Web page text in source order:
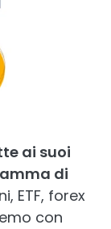
ai suoi
di
ETF, forex
con